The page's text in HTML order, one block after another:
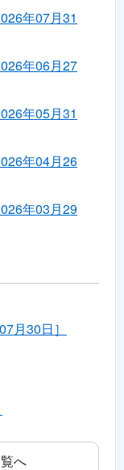
年07月31
年06月27
年05月31
年04月26
年03月29
月30日］
へ